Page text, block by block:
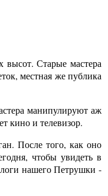
высот. Старые мастера
местная же публика
манипулируют аж
кино и телевизор.
После того, как оно
чтобы увидеть в
нашего Петрушки -